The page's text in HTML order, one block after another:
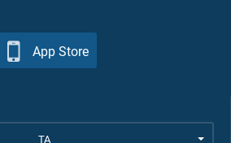
App Store
TA